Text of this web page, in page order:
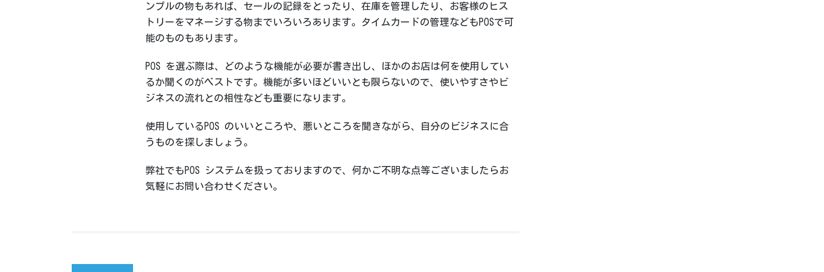
ンプルの物もあれば、セールの記録をとったり、在庫を管理したり、お客様のヒス
トリーをマネージする物までいろいろあります。タイムカードの管理などもPOSで可
能のものもあります。
POS を選ぶ際は、どのような機能が必要が書き出し、ほかのお店は何を使用してい
るか聞くのがベストです。機能が多いほどいいとも限らないので、使いやすさやビ
ジネスの流れとの相性なども重要になります。
使用しているPOS のいいところや、悪いところを聞きながら、自分のビジネスに合
うものを探しましょう。
弊社でもPOS システムを扱っておりますので、何かご不明な点等ございましたらお
気軽にお問い合わせください。